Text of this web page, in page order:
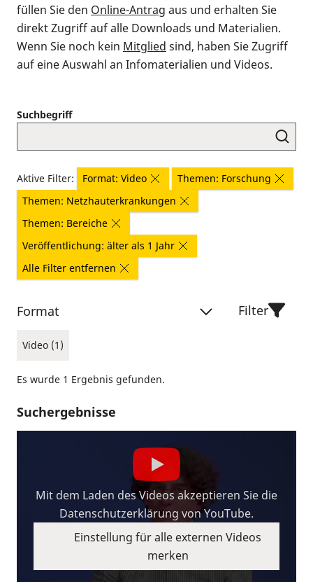
füllen Sie den Online-Antrag aus und erhalten Sie
direkt Zugriff auf alle Downloads und Materialien.
Wenn Sie noch kein Mitglied sind, haben Sie Zugriff
auf eine Auswahl an Infomaterialien und Videos.
Suchbegriff
Aktive Filter: Format: Video
Themen: Forschung
Themen: Netzhauterkrankungen
Themen: Bereiche
Veröffentlichung: älter als 1 Jahr
Alle Filter entfernen
Format
Video (1)
Filter
Es wurde 1 Ergebnis gefunden.
Suchergebnisse
Mit dem Laden des Videos akzeptieren Sie die
Datenschutzerklärung von YouTube.
Einstellung für alle externen Videos
merken